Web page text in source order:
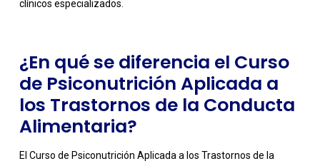
clínicos especializados.
¿En qué se diferencia el Curso
de Psiconutrición Aplicada a
los Trastornos de la Conducta
Alimentaria?
El Curso de Psiconutrición Aplicada a los Trastornos de la